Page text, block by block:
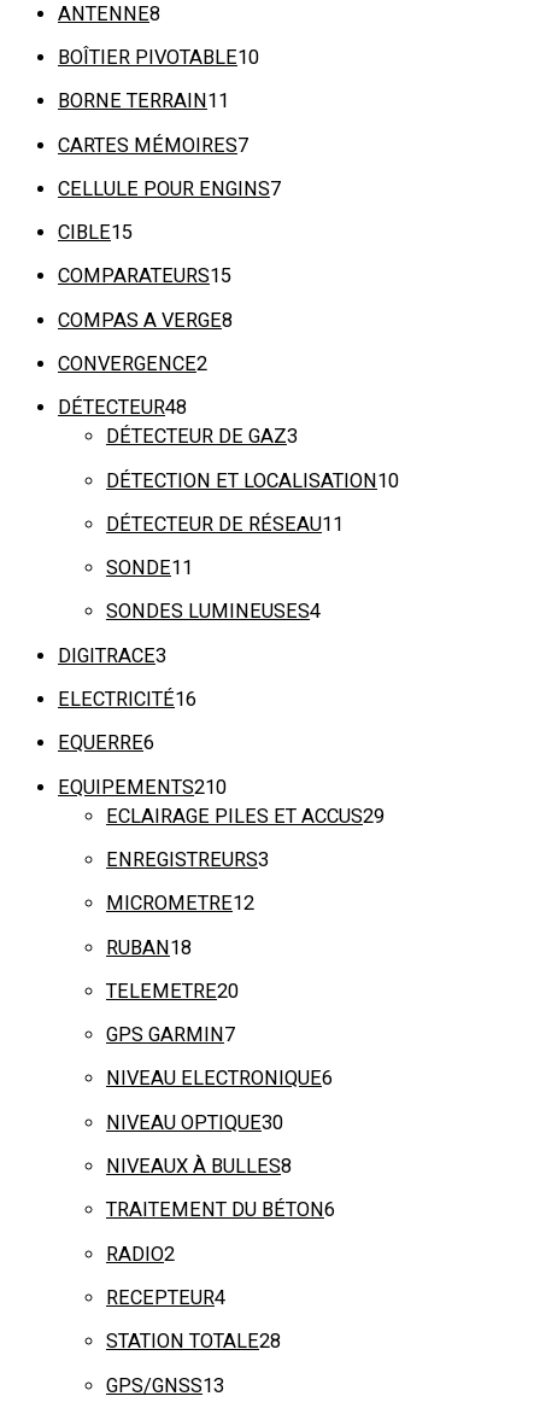
ANTENNE8
BOÎTIER PIVOTABLE10
BORNE TERRAIN 11
CARTES MÉMOIRES7
CELLULE POUR ENGINS7
CIBLE15
COMPARATEURS15
COMPAS A VERGE8
CONVERGENCE2
DÉTECTEUR48
DÉTECTEUR DE GAZ3
DÉTECTION ET LOCALISATION10
DÉTECTEUR DE RÉSEAU11
SONDE11
SONDES LUMINEUSES4
DIGITRACE3
ELECTRICITÉ16
EQUERRE6
EQUIPEMENTS210
ECLAIRAGE PILES ET ACCUS29
ENREGISTREURS3
MICROMETRE12
RUBAN18
TELEMETRE20
GPS GARMIN 7
NIVEAU ELECTRONIQUE6
NIVEAU OPTIQUE30
NIVEAUX À BULLES8
TRAITEMENT DU BÉTON6
RADIO2
RECEPTEUR4
STATION TOTALE28
GPS/GNSS13